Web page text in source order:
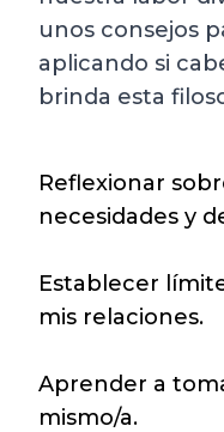
unos consejos
aplicando si
brinda esta
Reflexionar
necesidades y
Establecer
mis relaciones.
Aprender a
mismo/a.